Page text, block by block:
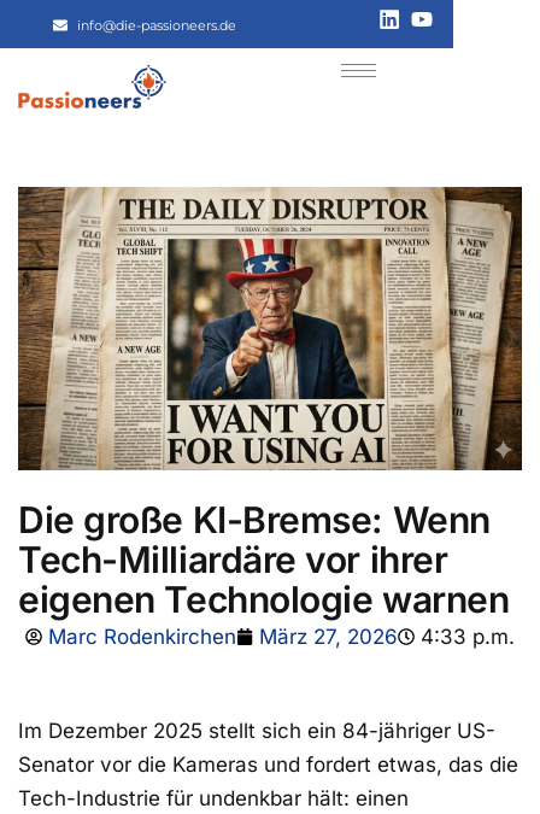
info@die-passioneers.de
Die große KI-Bremse: Wenn
Tech-Milliardäre vor ihrer
eigenen Technologie warnen
Marc Rodenkirchen März 27, 2026 4:33 p.m.
Im Dezember 2025 stellt sich ein 84-jähriger US-
Senator vor die Kameras und fordert etwas, das die
Tech-Industrie für undenkbar hält: einen